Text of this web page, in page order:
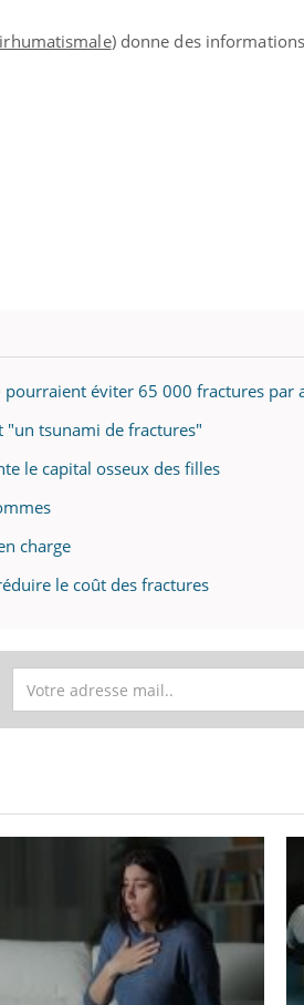
) donne des
éviter 65 000 fractures par
"un tsunami de fractures"
le capital osseux des filles
charge
le coût des fractures